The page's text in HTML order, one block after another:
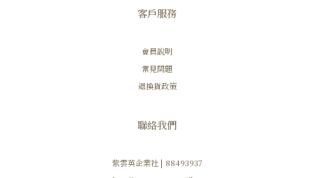
客戶服務
會員說明
常見問題
退換貨政策
聯絡我們
紫雲英企業社 | 88493937